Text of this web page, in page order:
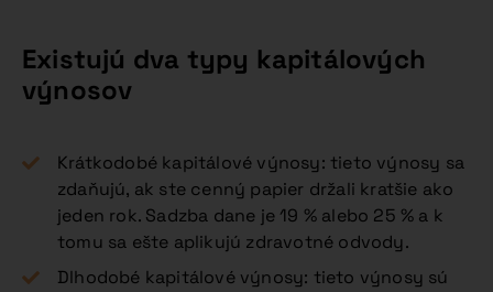
Existujú dva typy kapitálových
výnosov
Krátkodobé kapitálové výnosy: tieto výnosy sa
zdaňujú, ak ste cenný papier držali kratšie ako
jeden rok. Sadzba dane je 19 % alebo 25 % a k
tomu sa ešte aplikujú zdravotné odvody.
Dlhodobé kapitálové výnosy: tieto výnosy sú